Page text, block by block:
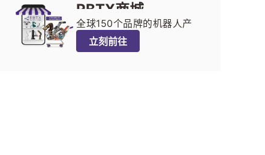
RBTX商城
全球150个品牌的机器人产
品任你选！简单的选型计算
工具、可靠的服务、海量参
立刻前往